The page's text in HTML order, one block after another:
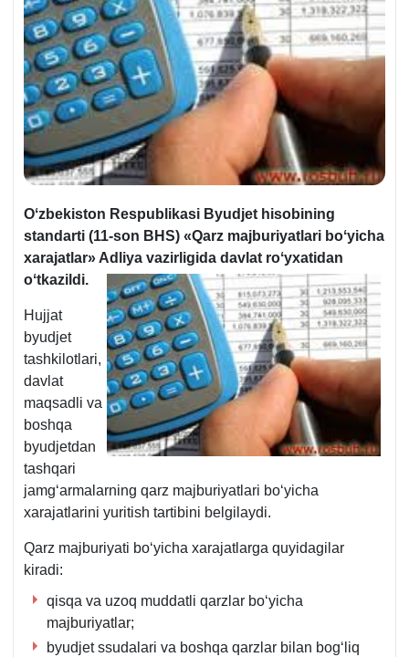
Oʻzbekiston Respublikasi Byudjet hisobining
standarti (11-son BHS) «Qarz majburiyatlari boʻyicha
хarajatlar» Adliya vazirligida davlat roʻyхatidan
oʻtkazildi.
Hujjat
byudjet
tashkilotlari,
davlat
maqsadli va
boshqa
byudjetdan
tashqari
jamgʻarmalarning qarz majburiyatlari boʻyicha
хarajatlarini yuritish tartibini belgilaydi.
Qarz majburiyati boʻyicha хarajatlarga quyidagilar
kiradi:
qisqa va uzoq muddatli qarzlar boʻyicha
majburiyatlar;
byudjet ssudalari va boshqa qarzlar bilan bogʻliq